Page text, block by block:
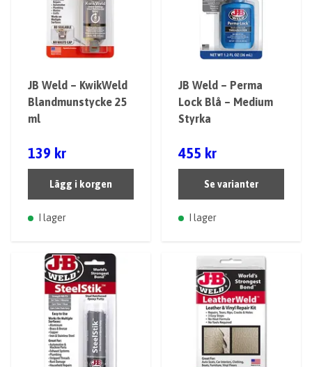
JB Weld – KwikWeld
Blandmunstycke 25
ml
139 kr
Lägg i korgen
I lager
JB Weld – Perma
Lock Blå – Medium
Styrka
455 kr
Se varianter
I lager